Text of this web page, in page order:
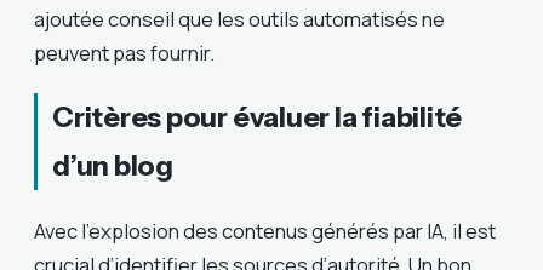
ajoutée conseil que les outils automatisés ne
peuvent pas fournir.
Critères pour évaluer la fiabilité
d’un blog
Avec l’explosion des contenus générés par IA, il est